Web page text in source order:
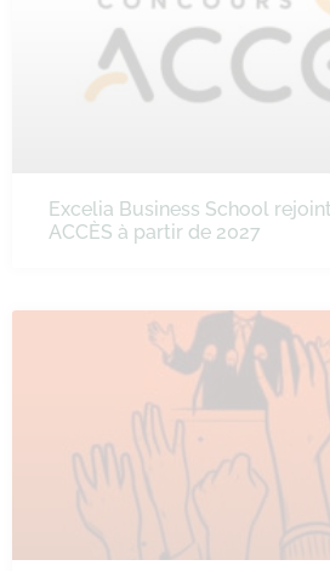
Excelia Business School
ACCÈS à partir de 2027